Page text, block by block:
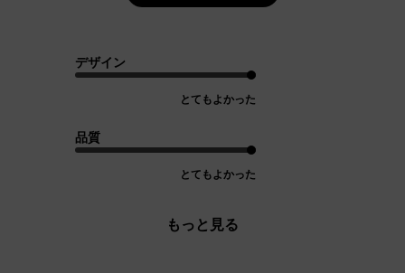
デザイン
とてもよかった
品質
とてもよかった
もっと見る